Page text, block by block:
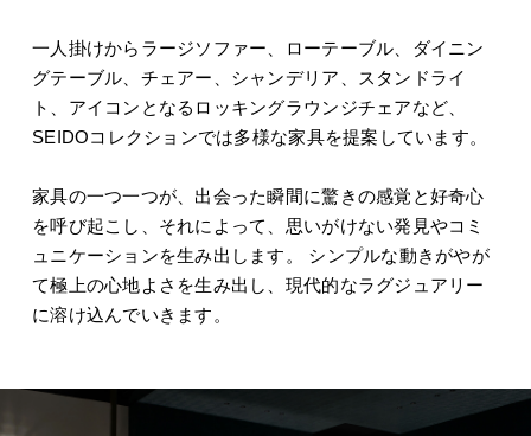
一人掛けからラージソファー、ローテーブル、ダイニン
グテーブル、チェアー、シャンデリア、スタンドライ
ト、アイコンとなるロッキングラウンジチェアなど、
SEIDOコレクションでは多様な家具を提案しています。
家具の一つ一つが、出会った瞬間に驚きの感覚と好奇心
を呼び起こし、それによって、思いがけない発見やコミ
ュニケーションを生み出します。 シンプルな動きがやが
て極上の心地よさを生み出し、現代的なラグジュアリー
に溶け込んでいきます。